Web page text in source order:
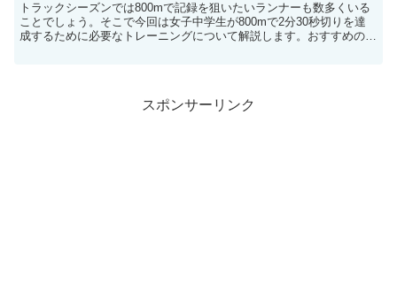
トラックシーズンでは800mで記録を狙いたいランナーも数多くいる
ことでしょう。そこで今回は女子中学生が800mで2分30秒切りを達
成するために必要なトレーニングについて解説します。おすすめのス
スポンサーリンク